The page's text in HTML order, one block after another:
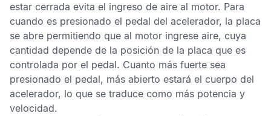
estar cerrada evita el ingreso de aire al motor. Para
cuando es presionado el pedal del acelerador, la placa
se abre permitiendo que al motor ingrese aire, cuya
cantidad depende de la posición de la placa que es
controlada por el pedal. Cuanto más fuerte sea
presionado el pedal, más abierto estará el cuerpo del
acelerador, lo que se traduce como más potencia y
velocidad.